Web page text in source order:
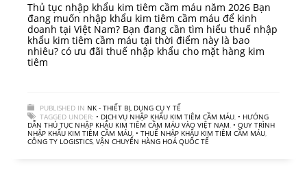
Thủ tục nhập khẩu kim tiêm cầm máu năm 2026 Bạn
đang muốn nhập khẩu kim tiêm cầm máu để kinh
doanh tại Việt Nam? Bạn đang cần tìm hiểu thuế nhập
khẩu kim tiêm cầm máu tại thời điểm này là bao
nhiêu? có ưu đãi thuế nhập khẩu cho mặt hàng kim
tiêm
PUBLISHED IN NK - THIẾT BỊ, DỤNG CỤ Y TẾ
TAGGED UNDER: • DỊCH VỤ NHẬP KHẨU KIM TIÊM CẦM MÁU, • HƯỚNG
DẪN THỦ TỤC NHẬP KHẨU KIM TIÊM CẦM MÁU VÀO VIỆT NAM, • QUY TRÌNH
NHẬP KHẨU KIM TIÊM CẦM MÁU, • THUẾ NHẬP KHẨU KIM TIÊM CẦM MÁU,
CÔNG TY LOGISTICS, VẬN CHUYỂN HÀNG HOÁ QUỐC TẾ